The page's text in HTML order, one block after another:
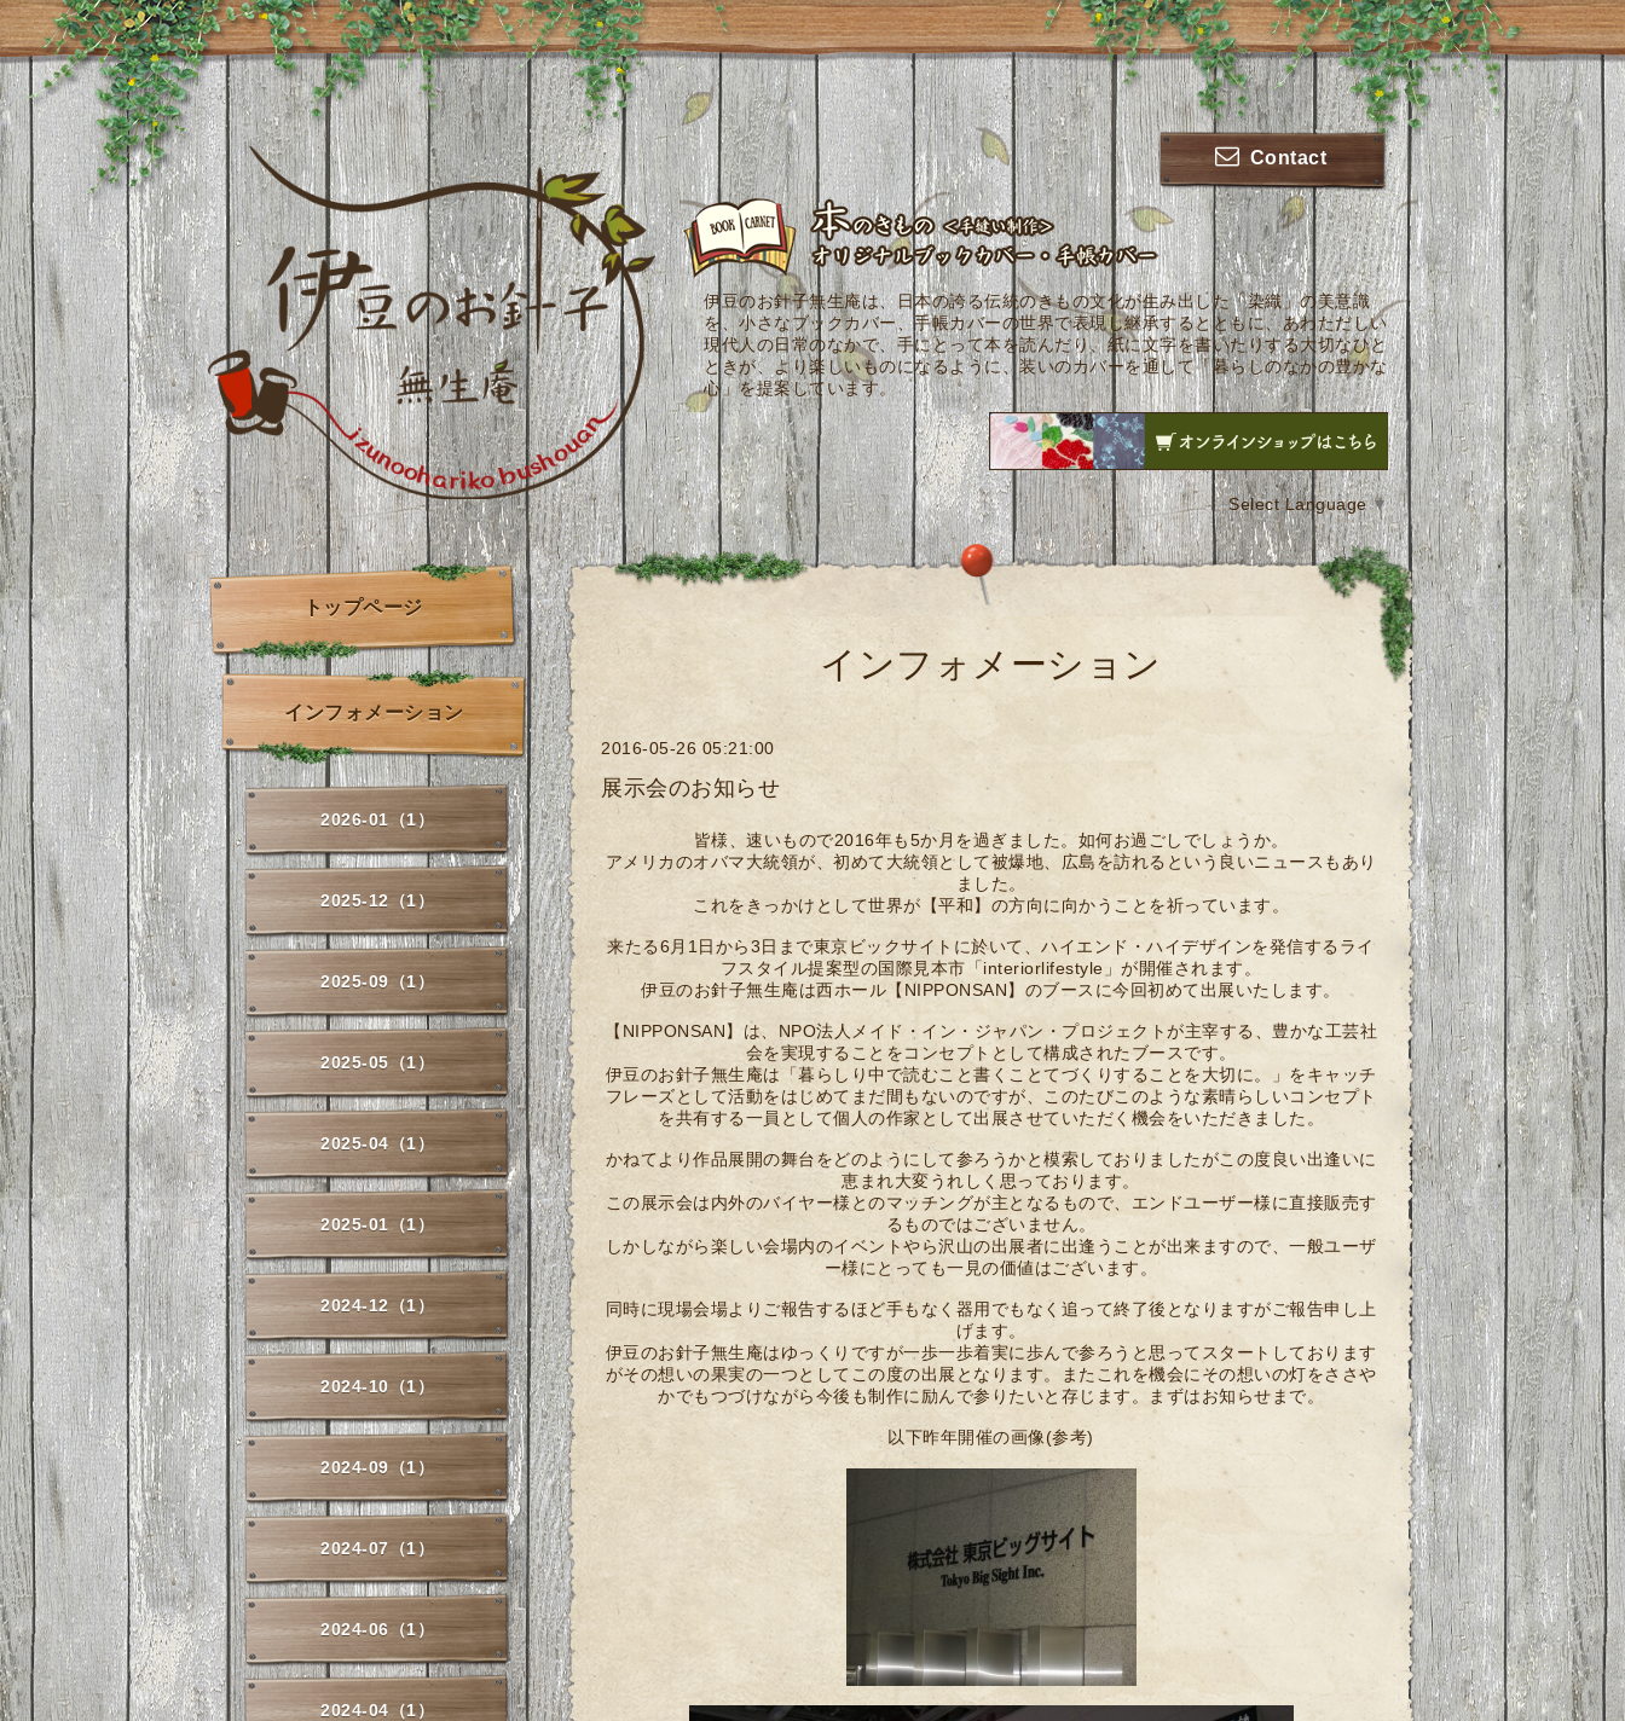
Contact
伊豆のお針子無生庵は、日本の誇る伝統のきもの文化が生み出した「染織」の美意識
を、小さなブックカバー、手帳カバーの世界で表現し継承するとともに、あわただしい
現代人の日常のなかで、手にとって本を読んだり、紙に文字を書いたりする大切なひと
ときが、より楽しいものになるように、装いのカバーを通して「暮らしのなかの豊かな
心」を提案しています。
Select Language▼
インフォメーション
2016-05-26 05:21:00
展示会のお知らせ
皆様、速いもので2016年も5か月を過ぎました。如何お過ごしでしょうか。
アメリカのオバマ大統領が、初めて大統領として被爆地、広島を訪れるという良いニュースもあり
ました。
これをきっかけとして世界が【平和】の方向に向かうことを祈っています。
来たる6月1日から3日まで東京ビックサイトに於いて、ハイエンド・ハイデザインを発信するライ
フスタイル提案型の国際見本市「interiorlifestyle」が開催されます。
伊豆のお針子無生庵は西ホール【NIPPONSAN】のブースに今回初めて出展いたします。
【NIPPONSAN】は、NPO法人メイド・イン・ジャパン・プロジェクトが主宰する、豊かな工芸社
会を実現することをコンセプトとして構成されたブースです。
伊豆のお針子無生庵は「暮らしり中で読むこと書くことてづくりすることを大切に。」をキャッチ
フレーズとして活動をはじめてまだ間もないのですが、このたびこのような素晴らしいコンセプト
を共有する一員として個人の作家として出展させていただく機会をいただきました。
かねてより作品展開の舞台をどのようにして参ろうかと模索しておりましたがこの度良い出逢いに
恵まれ大変うれしく思っております。
この展示会は内外のバイヤー様とのマッチングが主となるもので、エンドユーザー様に直接販売す
るものではございません。
しかしながら楽しい会場内のイベントやら沢山の出展者に出逢うことが出来ますので、一般ユーザ
ー様にとっても一見の価値はございます。
同時に現場会場よりご報告するほど手もなく器用でもなく追って終了後となりますがご報告申し上
げます。
伊豆のお針子無生庵はゆっくりですが一歩一歩着実に歩んで参ろうと思ってスタートしております
がその想いの果実の一つとしてこの度の出展となります。またこれを機会にその想いの灯をささや
かでもつづけながら今後も制作に励んで参りたいと存じます。まずはお知らせまで。
以下昨年開催の画像(参考)
トップページ
インフォメーション
2026-01（1）
2025-12（1）
2025-09（1）
2025-05（1）
2025-04（1）
2025-01（1）
2024-12（1）
2024-10（1）
2024-09（1）
2024-07（1）
2024-06（1）
2024-04（1）